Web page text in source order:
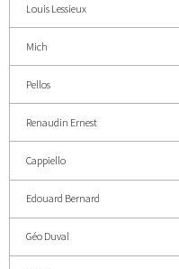
Louis Lessieux
Mich
Pellos
Renaudin Ernest
Cappiello
Edouard Bernard
Géo Duval